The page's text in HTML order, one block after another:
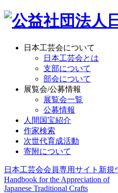
日本工芸会について
日本工芸会とは
支部について
部会について
展覧会/公募情報
展覧会一覧
公募情報
人間国宝紹介
作家検索
次世代育成活動
寄附について
日本工芸会会員専用サイト 新規
Handbook for the Appreciation of
Japanese Traditional Crafts